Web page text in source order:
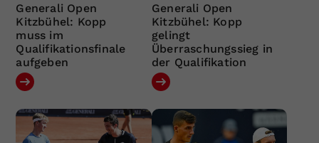
Generali Open
Kitzbühel: Kopp
muss im
Qualifikationsfinale
aufgeben
Generali Open
Kitzbühel: Kopp
gelingt
Überraschungssieg in
der Qualifikation